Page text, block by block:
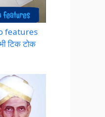
features
टिक टोक